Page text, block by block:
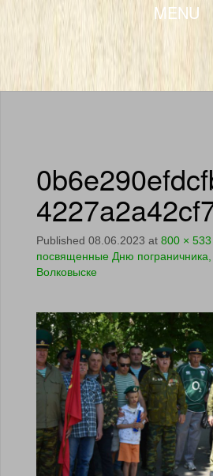
MENU
SKIP TO CONTENT
Published 08.06.2023 at 800 × 533
посвященные Дню
Волковыске